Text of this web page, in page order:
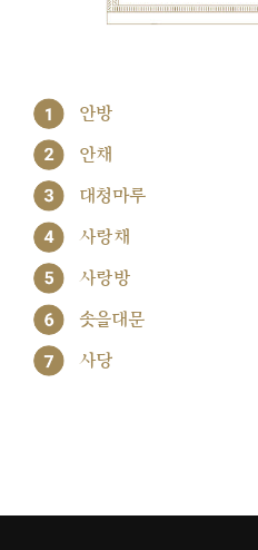
1 안방
2 안채
3 대청마루
4 사랑채
5 사랑방
6 솟을대문
7 사당